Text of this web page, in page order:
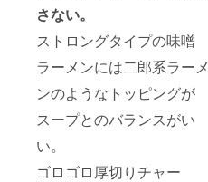
さない。
ストロングタイプの味噌
ラーメンには二郎系ラーメ
ンのようなトッピングが
スープとのバランスがい
い。
ゴロゴロ厚切りチャー